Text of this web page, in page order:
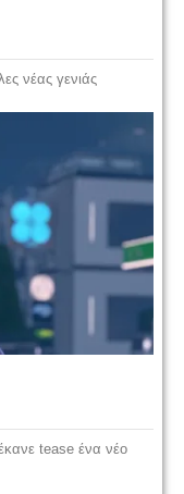
νέας γενιάς
tease ένα νέο